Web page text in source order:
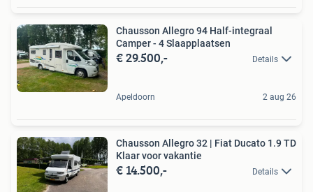
Chausson Allegro 94 Half-integraal
Camper - 4 Slaapplaatsen
€ 29.500,- Details
Apeldoorn 2 aug 26
Chausson Allegro 32 | Fiat Ducato 1.9 TD
Klaar voor vakantie
€ 14.500,- Details